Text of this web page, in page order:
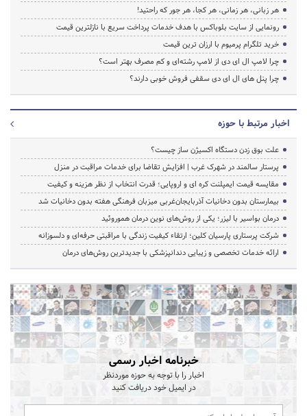
هر زبانی، هر زمانی، هر کجا، هر جور که راحتید!
رونمایی از سایت بلوباکس با هدف خدمات پرداخت سریع با نازلترین قیمت
خرید تلگرام پرمیوم با ارزان ترین قیمت
چرا لامپ ال ای دی از لامپ رشته‌ای و کم مصرف بهتر است؟
چرا پنل های ال ای دی سقفی فروش خوبی دارند؟
اخبار مرتبط با حوزه
علت بوق زدن دستگاه اکسیژن ساز چیست؟
پرستار سالمند در شهرک غرب | افزایش تقاضا برای خدمات مراقبت در منزل
مقایسه قیمت ایمپلنت کره ای و اروپایی؛ قدرت انتخاب از نظر هزینه و کیفیت
بیمارستان بدون دخانیات آذربایجان‌غربی میزبان فرهنگی هفته بدون دخانیات شد
درمان بواسیر با لیزر؛ یکی از روش‌های نوین درمان هموروئید
شرکت پرستاری پارسیان کلین؛ ارتقاء کیفیت زندگی با مراقبتی حرفه‌ای و دلسوزانه
ارائه خدمات تخصصی و زیبایی دندانپزشکی با جدیدترین روش‌های درمان
خبرنامه اخبار رسمی
اخبار را با توجه به حوزه موردنظر
در ایمیل خود دریافت کنید